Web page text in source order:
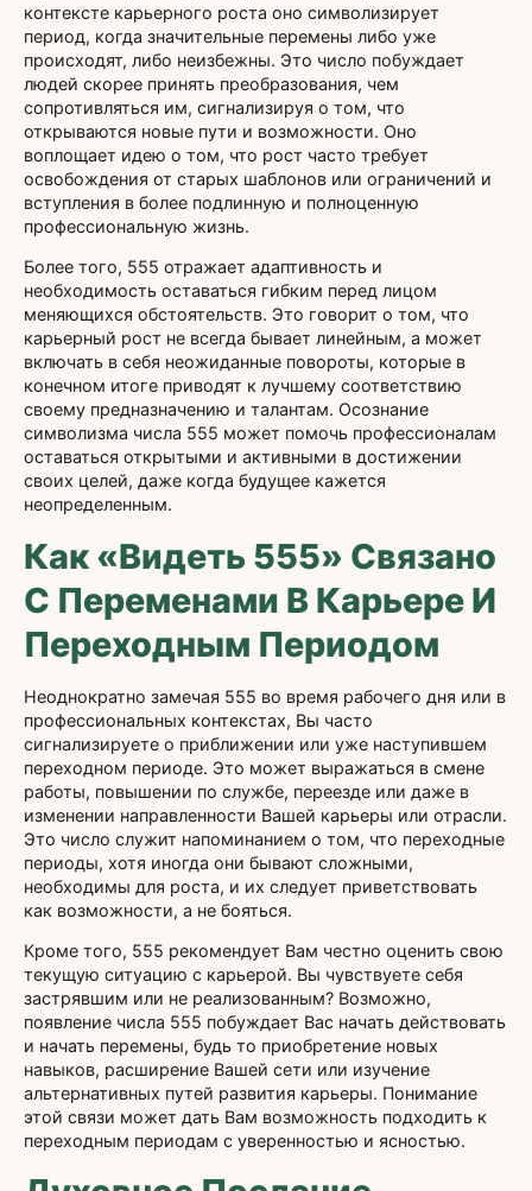
контексте карьерного роста оно символизирует
период, когда значительные перемены либо уже
происходят, либо неизбежны. Это число побуждает
людей скорее принять преобразования, чем
сопротивляться им, сигнализируя о том, что
открываются новые пути и возможности. Оно
воплощает идею о том, что рост часто требует
освобождения от старых шаблонов или ограничений и
вступления в более подлинную и полноценную
профессиональную жизнь.
Более того, 555 отражает адаптивность и
необходимость оставаться гибким перед лицом
меняющихся обстоятельств. Это говорит о том, что
карьерный рост не всегда бывает линейным, а может
включать в себя неожиданные повороты, которые в
конечном итоге приводят к лучшему соответствию
своему предназначению и талантам. Осознание
символизма числа 555 может помочь профессионалам
оставаться открытыми и активными в достижении
своих целей, даже когда будущее кажется
неопределенным.
Как «Видеть 555» Связано
С Переменами В Карьере И
Переходным Периодом
Неоднократно замечая 555 во время рабочего дня или в
профессиональных контекстах, Вы часто
сигнализируете о приближении или уже наступившем
переходном периоде. Это может выражаться в смене
работы, повышении по службе, переезде или даже в
изменении направленности Вашей карьеры или отрасли.
Это число служит напоминанием о том, что переходные
периоды, хотя иногда они бывают сложными,
необходимы для роста, и их следует приветствовать
как возможности, а не бояться.
Кроме того, 555 рекомендует Вам честно оценить свою
текущую ситуацию с карьерой. Вы чувствуете себя
застрявшим или не реализованным? Возможно,
появление числа 555 побуждает Вас начать действовать
и начать перемены, будь то приобретение новых
навыков, расширение Вашей сети или изучение
альтернативных путей развития карьеры. Понимание
этой связи может дать Вам возможность подходить к
переходным периодам с уверенностью и ясностью.